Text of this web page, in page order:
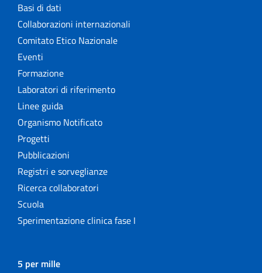
Basi di dati
Collaborazioni internazionali
Comitato Etico Nazionale
Eventi
Formazione
Laboratori di riferimento
Linee guida
Organismo Notificato
Progetti
Pubblicazioni
Registri e sorveglianze
Ricerca collaboratori
Scuola
Sperimentazione clinica fase I
5 per mille